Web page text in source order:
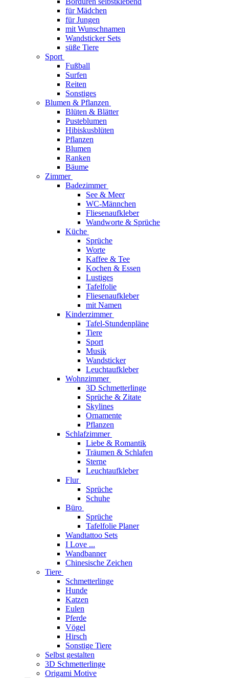
für Mädchen
für Jungen
mit Wunschnamen
Wandsticker Sets
süße Tiere
Sport
Fußball
Surfen
Reiten
Sonstiges
Blumen & Pflanzen
Blüten & Blätter
Pusteblumen
Hibiskusblüten
Pflanzen
Blumen
Ranken
Bäume
Zimmer
Badezimmer
See & Meer
WC-Männchen
Fliesenaufkleber
Wandworte & Sprüche
Küche
Sprüche
Worte
Kaffee & Tee
Kochen & Essen
Lustiges
Tafelfolie
Fliesenaufkleber
mit Namen
Kinderzimmer
Tafel-Stundenpläne
Tiere
Sport
Musik
Wandsticker
Leuchtaufkleber
Wohnzimmer
3D Schmetterlinge
Sprüche & Zitate
Skylines
Ornamente
Pflanzen
Schlafzimmer
Liebe & Romantik
Träumen & Schlafen
Sterne
Leuchtaufkleber
Flur
Sprüche
Schuhe
Büro
Sprüche
Tafelfolie Planer
Wandtattoo Sets
I Love ...
Wandbanner
Chinesische Zeichen
Tiere
Schmetterlinge
Hunde
Katzen
Eulen
Pferde
Vögel
Hirsch
Sonstige Tiere
Selbst gestalten
3D Schmetterlinge
Origami Motive